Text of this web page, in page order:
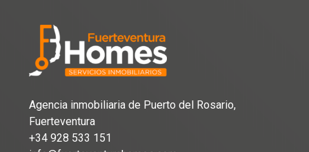
Agencia inmobiliaria de Puerto del Rosario,
Fuerteventura
+34 928 533 151